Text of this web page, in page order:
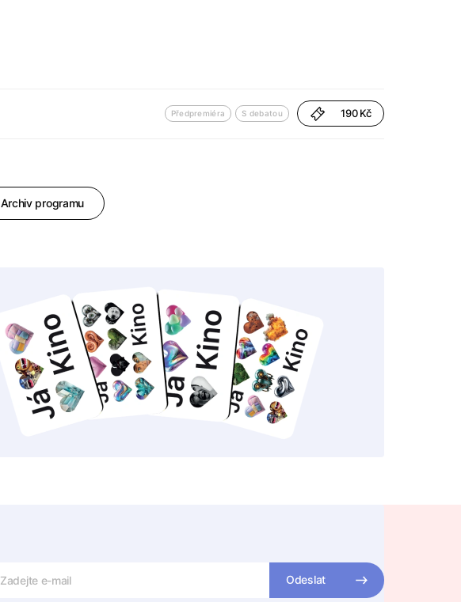
Předpremiéra S debatou 190 Kč
Archiv programu
Odeslat